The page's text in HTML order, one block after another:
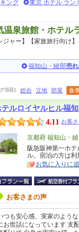
ング 東京 ホテル ラン
泉旅館・ホテル
ジャー】【家族旅行向け
福知山・綾部売
項目] 総合 立地 部屋 食
テルロイヤルヒル福
4.11 お客
エ
リ
ア
京都府 福知山・
特
徴
阪急阪神第一ホ
ル。宿泊の方は利
お気に入りに
お客さまの声
つも安心感、実家のよう
お世話になっています 支